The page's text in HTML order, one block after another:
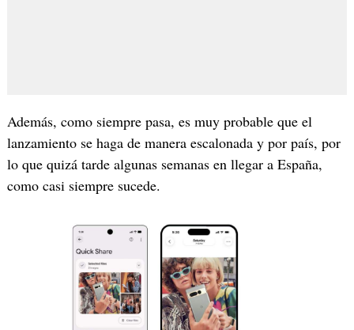
Además, como siempre pasa, es muy probable que el
lanzamiento se haga de manera escalonada y por país, por
lo que quizá tarde algunas semanas en llegar a España,
como casi siempre sucede.